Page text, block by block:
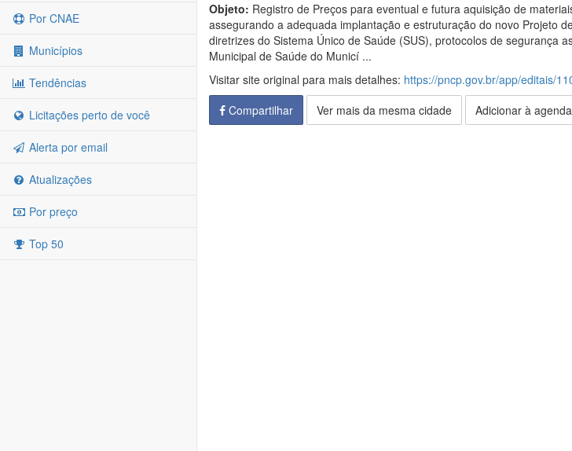
Por CNAE
Municípios
Tendências
Licitações perto de você
Alerta por email
Atualizações
Por preço
Top 50
Objeto: Registro de Preços para eventual e futura aquisição de
assegurando a adequada implantação e estruturação do novo Projeto
diretrizes do Sistema Único de Saúde (SUS), protocolos de segurança
Municipal de Saúde do Municí ...
Visitar site original para mais detalhes: https://pncp.gov.br/app/editais/
Compartilhar
Ver mais da mesma cidade Adicionar à agenda